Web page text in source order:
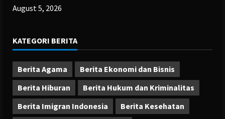
August 5, 2026
KATEGORI BERITA
Berita Agama
Berita Ekonomi dan Bisnis
Berita Hiburan
Berita Hukum dan Kriminalitas
Berita Imigran Indonesia
Berita Kesehatan